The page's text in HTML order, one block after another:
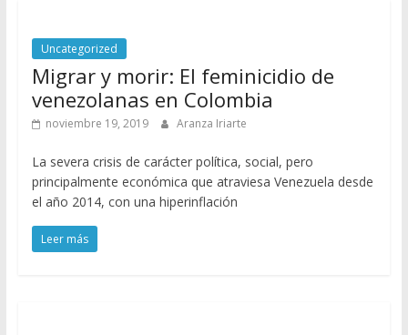
Uncategorized
Migrar y morir: El feminicidio de
venezolanas en Colombia
noviembre 19, 2019 Aranza Iriarte
La severa crisis de carácter política, social, pero
principalmente económica que atraviesa Venezuela desde
el año 2014, con una hiperinflación
Leer más